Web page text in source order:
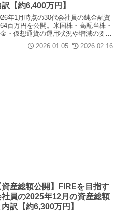
訳【約6,400万円】
年1月時点の30代会社員の純金融資
百万円を公開。米国株・高配当株・
・仮想通貨の運用状況や増減の要
、今後のFIRE向け資産形成戦略を詳し
2026.01.05 2026.02.16
資産総額公開】FIREを目指す
社員の2025年12月の資産総額
内訳【約6,300万円】